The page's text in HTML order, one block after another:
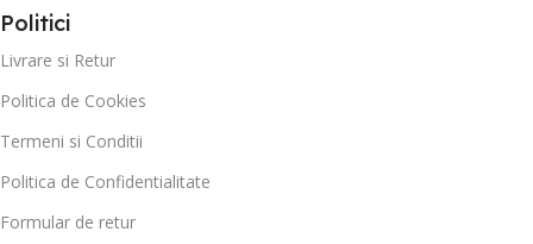
Politici
Livrare si Retur
Politica de Cookies
Termeni si Conditii
Politica de Confidentialitate
Formular de retur